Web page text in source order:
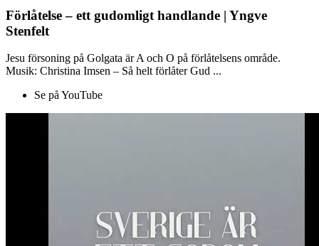
Förlåtelse – ett gudomligt handlande | Yngve
Stenfelt
Jesu försoning på Golgata är A och O på förlåtelsens område.
Musik: Christina Imsen – Så helt förlåter Gud ...
Se på YouTube